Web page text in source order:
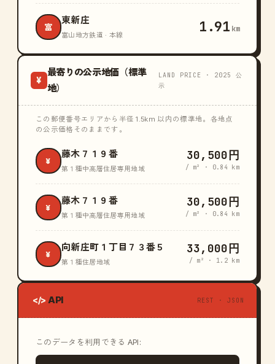
富
東新庄
富山地方鉄道 · 本線 1.91 km
¥
最寄りの公示地価（標準
地）
LAND PRICE · 2025 公
示
この郵便番号エリアから半径 1.5km 以内の標準地。各地点
の公示価格そのままです。
¥
藤木７１９番
第１種中高層住居専用地域
30,500円
/ m² · 0.84 km
¥
藤木７１９番
第１種中高層住居専用地域
30,500円
/ m² · 0.84 km
¥
向新庄町１丁目７３番５
第１種住居地域
33,000円
/ m² · 1.2 km
</> API REST · JSON
このデータを利用できる API: